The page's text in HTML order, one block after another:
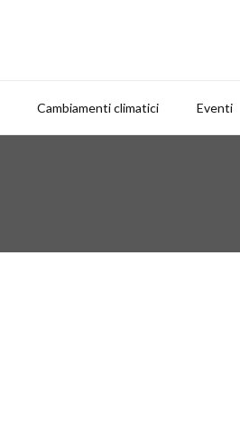
Cambiamenti climatici Eventi